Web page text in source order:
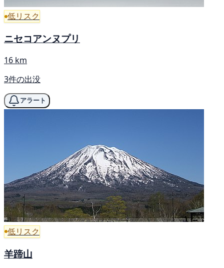
低リスク
ニセコアンヌプリ
16 km
3件の出没
アラート
低リスク
羊蹄山